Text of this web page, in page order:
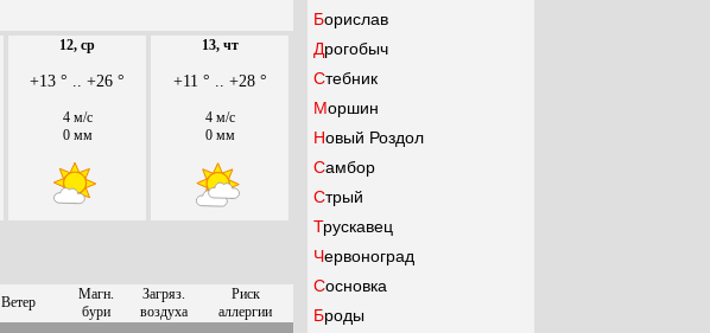
12, ср
+13 ° .. +26 °
4 м/с
0 мм
13, чт
+11 ° .. +28 °
4 м/с
0 мм
Ветер
Магн.
бури
Загряз.
воздуха
Риск
аллергии
Борислав
Дрогобыч
Стебник
Моршин
Новый Роздол
Самбор
Стрый
Трускавец
Червоноград
Сосновка
Броды